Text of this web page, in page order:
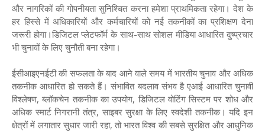
और नागरिकों की गोपनीयता सुनिश्चित करना हमेशा प्राथमिकता रहेगा। देश के
हर हिस्से में अधिकारियों और कर्मचारियों को नई तकनीकों का प्रशिक्षण देना
जरूरी होगा।डिजिटल प्लेटफॉर्म के साथ-साथ सोशल मीडिया आधारित दुष्प्रचार
भी चुनावों के लिए चुनौती बना रहेगा।
ईसीआइएनईटी की सफलता के बाद आने वाले समय में भारतीय चुनाव और अधिक
तकनीक आधारित हो सकते हैं। संभावित बदलाव संभव है एआई आधारित चुनावी
विश्लेषण, ब्लॉकचेन तकनीक का उपयोग, डिजिटल वोटिंग सिस्टम पर शोध और
अधिक स्मार्ट निगरानी तंत्र, साइबर सुरक्षा के लिए स्वदेशी तकनीक। यदि इन
क्षेत्रों में लगातार सुधार जारी रहा, तो भारत विश्व की सबसे सुरक्षित और आधुनिक